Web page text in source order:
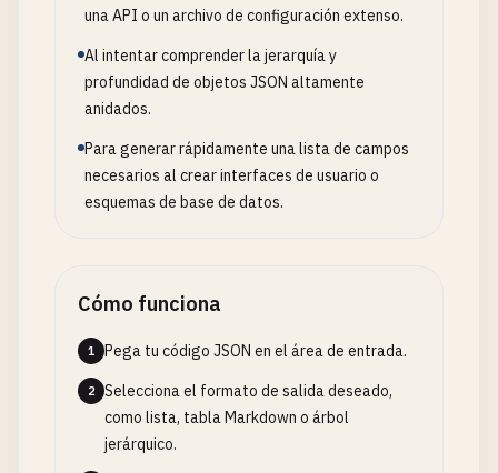
una API o un archivo de configuración extenso.
Al intentar comprender la jerarquía y
profundidad de objetos JSON altamente
anidados.
Para generar rápidamente una lista de campos
necesarios al crear interfaces de usuario o
esquemas de base de datos.
Cómo funciona
1 Pega tu código JSON en el área de entrada.
2
Selecciona el formato de salida deseado,
como lista, tabla Markdown o árbol
jerárquico.